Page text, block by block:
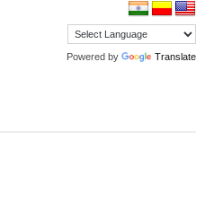
Powered by Translate